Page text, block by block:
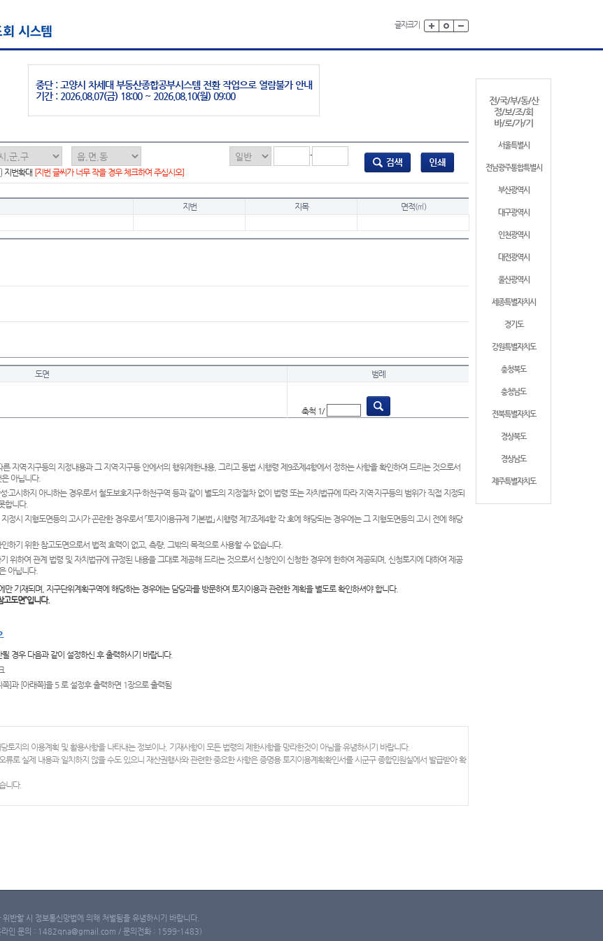
글자크기
전/국/부/동/산
정/보/조/회
바/로/가/기
서울특별시
전남광주통합특별시
부산광역시
대구광역시
인천광역시
대전광역시
울산광역시
세종특별자치시
경기도
강원특별자치도
충청북도
충청남도
전북특별자치도
경상북도
경상남도
제주특별자치도
중단 : 고양시 차세대 부동산종합공부시스템 전환 작업으로 열람불가 안내
기간 : 2026.08.07(금) 18:00 ~ 2026.08.10(월) 09:00
-
지번확대 [지번 글씨가 너무 작을 경우 체크하여 주십시오]
지번 지목 면적(㎡)
도면 범례
축척 1/
른 지역·지구등의 지정내용과 그 지역·지구등 안에서의 행위제한내용, 그리고 동법 시행령 제9조제4항에서 정하는 사항을 확인하여 드리는 것으로서
아닙니다.
·고시하지 아니하는 경우로서 철도보호지구·하천구역 등과 같이 별도의 지정절차 없이 법령 또는 자치법규에 따라 지역·지구등의 범위가 직접 지정되
합니다.
지정시 지형도면등의 고시가 곤란한 경우로서 「토지이용규제 기본법」 시행령 제7조제4항 각 호에 해당되는 경우에는 그 지형도면등의 고시 전에 해당
하기 위한 참고도면으로서 법적 효력이 없고, 측량, 그밖의 목적으로 사용할 수 없습니다.
위하여 관계 법령 및 자치법규에 규정된 내용을 그대로 제공해 드리는 것으로서 신청인이 신청한 경우에 한하여 제공되며, 신청토지에 대하여 제공
아닙니다.
만 기재되며, 지구단위계획구역에 해당하는 경우에는 담당과를 방문하여 토지이용과 관련한 계획을 별도로 확인하셔야 합니다.
고도면”입니다.
경우 다음과 같이 설정하신 후 출력하시기 바랍니다.
]과 [아래쪽]을 5 로 설정후 출력하면 1장으로 출력됨
토지의 이용계획 및 활용사항을 나타내는 정보이나, 기재사항이 모든 법령의 제한사항을 망라한것이 아님을 유념하시기 바랍니다.
류로 실제 내용과 일치하지 않을 수도 있으니 재산권행사와 관련한 중요한 사항은 증명용 토지이용계획확인서를 시군구 종합민원실에서 발급받아 확
니다.
반할 시 정보통신망법에 의해 처벌됨을 유념하시기 바랍니다.
라인 문의 : 1482qna@gmail.com / 문의전화 : 1599-1483)